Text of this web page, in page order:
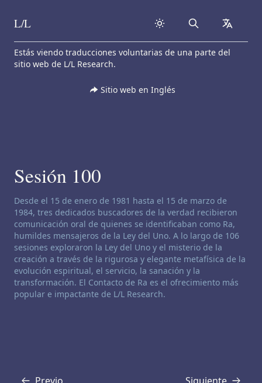
Skip to content
L/L Search
Estás viendo traducciones voluntarias de una parte del
sitio web de L/L Research.
Sitio web en Inglés
Sesión 100
Descargo de responsabilidad de canalización:
Desde el 15 de enero de 1981 hasta el 15 de marzo de
1984, tres dedicados buscadores de la verdad recibieron
comunicación oral de quienes se identificaban como Ra,
humildes mensajeros de la Ley del Uno. A lo largo de 106
sesiones exploraron la Ley del Uno y el misterio de la
creación a través de la rigurosa y elegante metafísica de la
evolución espiritual, el servicio, la sanación y la
transformación. El Contacto de Ra es el ofrecimiento más
popular e impactante de L/L Research.